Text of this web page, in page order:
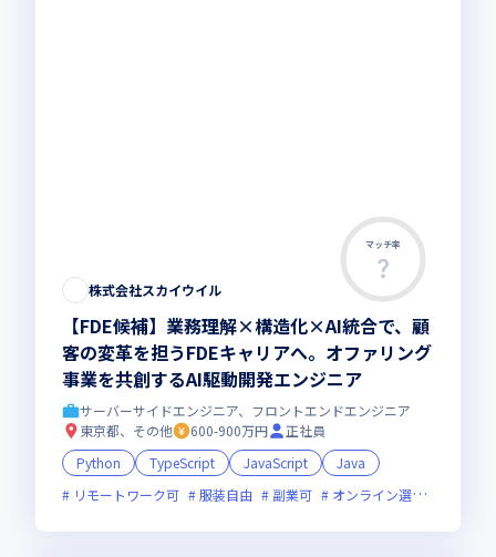
マッチ率
株式会社スカイウイル
【FDE候補】業務理解×構造化×AI統合で、顧
客の変革を担うFDEキャリアへ。オファリング
事業を共創するAI駆動開発エンジニア
サーバーサイドエンジニア、フロントエンドエンジニア
東京都、その他
600-900万円
正社員
Python
TypeScript JavaScript
Java
リモートワーク可
服装自由 副業可 オンライン選考可